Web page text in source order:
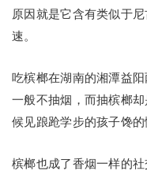
原因就是它含有类似于
速。
吃槟榔在湖南的湘潭益
一般不抽烟，而抽槟榔
候见踉跄学步的孩子馋
槟榔也成了香烟一样的